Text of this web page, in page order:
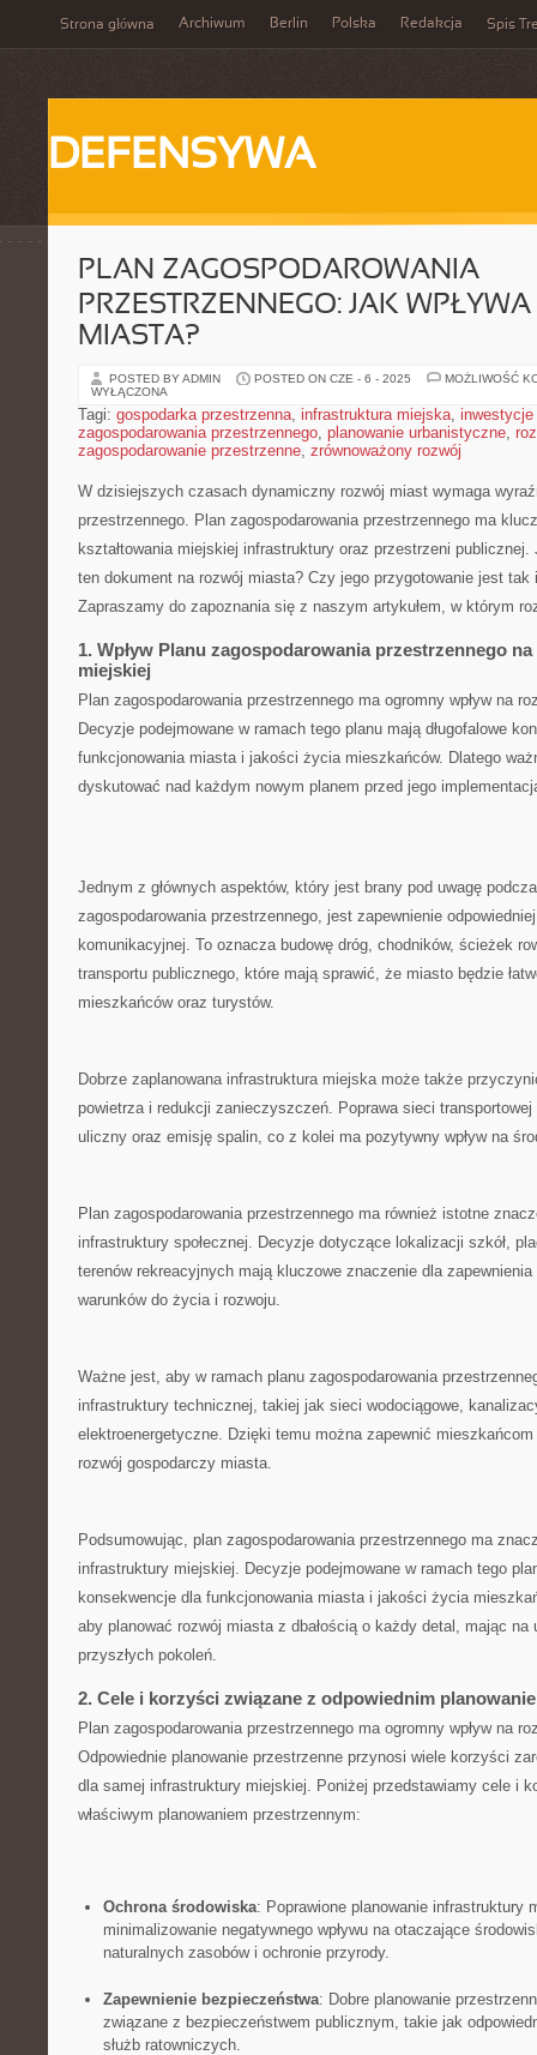
Strona główna Archiwum Berlin Polska Redakcja Spis
DEFENSYWA
PLAN ZAGOSPODAROWANIA
PRZESTRZENNEGO: JAK
MIASTA?
POSTED BY ADMIN POSTED ON CZE - 6 - 2025
MOŻLIWOŚĆ
WYŁĄCZONA
Tagi: gospodarka przestrzenna, infrastruktura miejska,
zagospodarowania przestrzennego, planowanie urbanistyczne,
zagospodarowanie przestrzenne, zrównoważony rozwój
W ⁤dzisiejszych ⁤czasach ‌dynamiczny rozwój ​miast wymaga
przestrzennego.⁤ Plan zagospodarowania przestrzennego ma
kształtowania ⁤miejskiej infrastruktury oraz przestrzeni publicznej.
ten dokument na⁤ rozwój​ miasta? Czy jego przygotowanie jest
Zapraszamy ⁤do ⁤zapoznania się ‍z ​naszym artykułem, w którym
1.⁣ Wpływ Planu zagospodarowania przestrzennego
miejskiej
Plan zagospodarowania przestrzennego ma ogromny wpływ‌ na
Decyzje podejmowane‍ w ramach tego planu mają ⁣długofalowe
funkcjonowania ​miasta i jakości życia mieszkańców. ‍Dlatego
⁣dyskutować nad każdym nowym planem przed ​jego
Jednym z głównych ‌aspektów,⁢ który jest brany pod uwagę
zagospodarowania przestrzennego, ‍jest zapewnienie
komunikacyjnej. To oznacza budowę ⁢dróg, chodników, ścieżek
transportu publicznego, które mają sprawić, że miasto będzie
mieszkańców oraz turystów.
Dobrze zaplanowana infrastruktura miejska ‍może także
powietrza ​i⁣ redukcji‌ zanieczyszczeń.‌ Poprawa sieci
uliczny ​oraz ⁤emisję⁣ spalin, co z kolei ma pozytywny wpływ na‍
Plan⁤ zagospodarowania przestrzennego ⁣ma również istotne
infrastruktury‌ społecznej. Decyzje dotyczące lokalizacji szkół,⁣
terenów rekreacyjnych ‍mają kluczowe znaczenie dla
warunków​ do życia i rozwoju.
Ważne jest, ‌aby w ramach planu⁣ zagospodarowania
‌infrastruktury technicznej, takiej jak sieci ⁣wodociągowe,
elektroenergetyczne. Dzięki ​temu można zapewnić mieszkańcom
rozwój​ gospodarczy ⁤miasta.
Podsumowując, plan ⁤zagospodarowania przestrzennego ma
infrastruktury miejskiej. Decyzje​ podejmowane w​ ramach tego
konsekwencje dla funkcjonowania miasta i ⁤jakości​ życia⁤
aby planować rozwój miasta z dbałością o każdy detal,‍ mając
przyszłych ⁤pokoleń.
2. Cele i⁣ korzyści​ związane ⁢z ⁣odpowiednim
Plan ‌zagospodarowania przestrzennego ⁣ma ogromny wpływ‌ na‌
Odpowiednie planowanie przestrzenne przynosi wiele ‌korzyści
dla⁢ samej⁢ infrastruktury ​miejskiej. Poniżej przedstawiamy cele‍ i
właściwym‍ planowaniem przestrzennym:
Ochrona środowiska: Poprawione‍ planowanie infrastruktury
⁣minimalizowanie negatywnego wpływu ⁤na ​otaczające
naturalnych zasobów i ochronie przyrody.
Zapewnienie bezpieczeństwa: Dobre planowanie
związane z bezpieczeństwem ⁤publicznym, takie jak
służb ​ratowniczych.